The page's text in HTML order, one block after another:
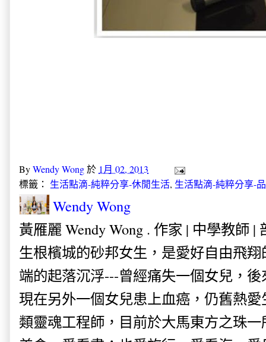
ByWendy Wong於 1月 02, 2013
標籤： 生活點滴-純粹分享-休閒生活, 生活點滴-純粹分享-
Wendy Wong
黃雁麗 Wendy Wong . 作家 | 中學教師 |
生根檳城的砂邦女生，是愛好自由飛
端的起落沉浮---曾經痛失一個女兒，
現在另外一個女兒患上血癌，仍舊熱
類靈魂工程師，目前於大馬東方之珠